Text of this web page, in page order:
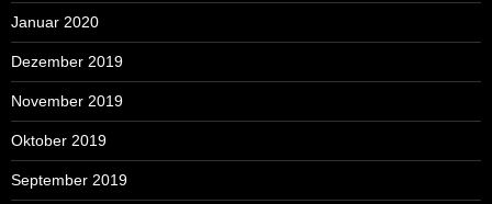
Januar 2020
Dezember 2019
November 2019
Oktober 2019
September 2019